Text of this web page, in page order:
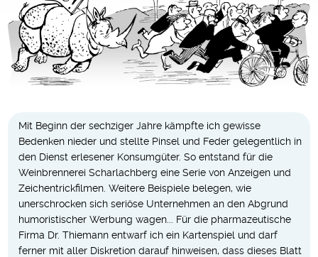
Mit Beginn der sechziger Jahre kämpfte ich gewisse
Bedenken nieder und stellte Pinsel und Feder gelegentlich in
den Dienst erlesener Konsumgüter. So entstand für die
Weinbrennerei Scharlachberg eine Serie von Anzeigen und
Zeichentrickfilmen. Weitere Beispiele belegen, wie
unerschrocken sich seriöse Unternehmen an den Abgrund
humoristischer Werbung wagen... Für die pharmazeutische
Firma Dr. Thiemann entwarf ich ein Kartenspiel und darf
ferner mit aller Diskretion darauf hinweisen, dass dieses Blatt